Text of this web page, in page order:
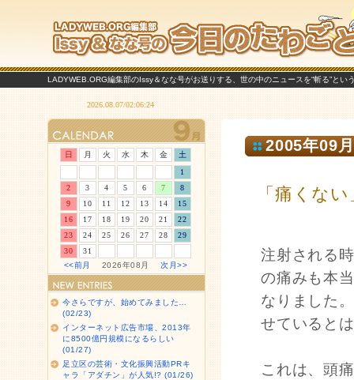
LADYWEB.ORG編集部のIssy＆なな号がお送りする、世の中のニュースを“斬る”と
2005年09
「痛くな
注射される
の痛みも本
なりました
せていると
これは、頭
日 月 火 水 木 金
土
1
2
3 4 5 6 7
8
9
10 11 12 13 14
15
16
17 18 19 20 21
22
23
24 25 26 27 28
29
30
31
<<前月
2026年08月次月>>
今さらですが、始めてみました…
(02/23)
インターネット広告市場、2013年
に8500億円規模になるらしい
(01/27)
足立区の芸術・文化振興活動PRキ
ャラ「アダチン」が人気!? (01/26)